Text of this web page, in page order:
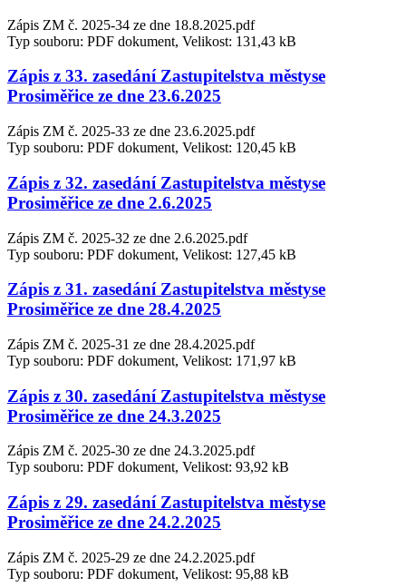
Zápis ZM č. 2025-34 ze dne 18.8.2025.pdf
Typ souboru: PDF dokument, Velikost: 131,43 kB
Zápis z 33. zasedání Zastupitelstva městyse
Prosiměřice ze dne 23.6.2025
Zápis ZM č. 2025-33 ze dne 23.6.2025.pdf
Typ souboru: PDF dokument, Velikost: 120,45 kB
Zápis z 32. zasedání Zastupitelstva městyse
Prosiměřice ze dne 2.6.2025
Zápis ZM č. 2025-32 ze dne 2.6.2025.pdf
Typ souboru: PDF dokument, Velikost: 127,45 kB
Zápis z 31. zasedání Zastupitelstva městyse
Prosiměřice ze dne 28.4.2025
Zápis ZM č. 2025-31 ze dne 28.4.2025.pdf
Typ souboru: PDF dokument, Velikost: 171,97 kB
Zápis z 30. zasedání Zastupitelstva městyse
Prosiměřice ze dne 24.3.2025
Zápis ZM č. 2025-30 ze dne 24.3.2025.pdf
Typ souboru: PDF dokument, Velikost: 93,92 kB
Zápis z 29. zasedání Zastupitelstva městyse
Prosiměřice ze dne 24.2.2025
Zápis ZM č. 2025-29 ze dne 24.2.2025.pdf
Typ souboru: PDF dokument, Velikost: 95,88 kB